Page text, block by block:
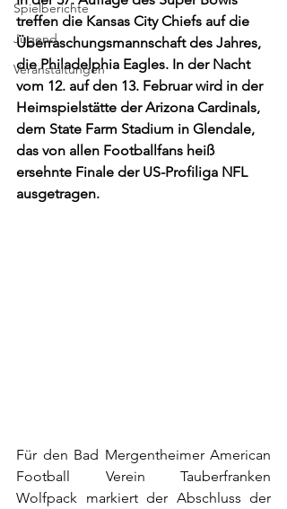
Spielberichte
Jugend
Veranstaltungen
treffen die Kansas City Chiefs auf die
Überraschungsmannschaft des Jahres,
die Philadelphia Eagles. In der Nacht
vom 12. auf den 13. Februar wird in der
Heimspielstätte der Arizona Cardinals,
dem State Farm Stadium in Glendale,
das von allen Footballfans heiß
ersehnte Finale der US-Profiliga NFL
ausgetragen.
Für den Bad Mergentheimer American
Football Verein Tauberfranken
Wolfpack markiert der Abschluss der